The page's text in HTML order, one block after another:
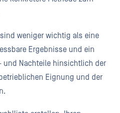
weniger wichtig als eine
Ergebnisse und ein
und Nachteile hinsichtlich der
Eignung und der